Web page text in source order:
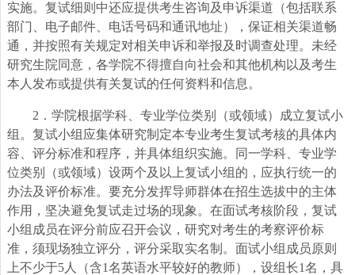
实施。复试细则中还应提供考生咨询及申诉渠道（包括联系
部门、电子邮件、电话号码和通讯地址），保证相关渠道畅
通，并按照有关规定对相关申诉和举报及时调查处理。未经
研究生院同意，各学院不得擅自向社会和其他机构以及考生
本人发布或提供有关复试的任何资料和信息。
2 ．学院根据学科、专业学位类别（或领域）成立复试小
组。复试小组应集体研究制定本专业考生复试考核的具体内
容、评分标准和程序，并具体组织实施。同一学科、专业学
位类别（或领域）设两个及以上复试小组的，应执行统一的
办法及评价标准。要充分发挥导师群体在招生选拔中的主体
作用，坚决避免复试走过场的现象。在面试考核阶段，复试
小组成员在评分前应召开会议，研究对考生的考察评价标
准，须现场独立评分，评分采取实名制。面试小组成员原则
上不少于5人（含1名英语水平较好的教师），设组长1名，具